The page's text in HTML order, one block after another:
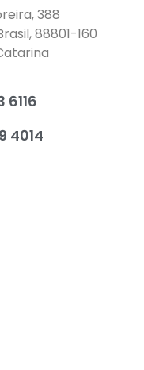
388
88801-160
4014